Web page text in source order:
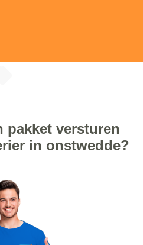
pakket versturen
in onstwedde?